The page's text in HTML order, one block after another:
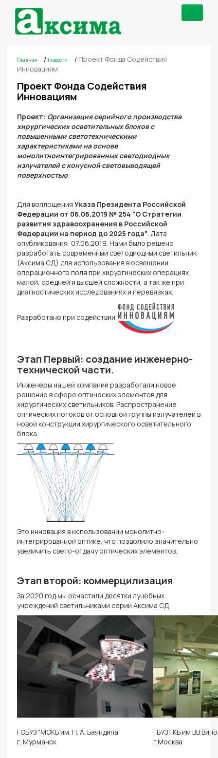
Главная / Новости / Проект Фонда Содействия
Инновациям
Проект Фонда Содействия
Инновациям
Проект: Организация серийного производства
хирургических осветительных блоков с
повышенными светотехническими
характеристиками на основе
монолитноинтегрированных светодиодных
излучателей с конусной световыводящей
поверхностью
Для воплощения Указа Президента Российской
Федерации от 06.06.2019 № 254 "О Стратегии
развития здравоохранения в Российской
Федерации на период до 2025 года". Дата
опубликования: 07.06.2019. Нами было решено
разработать современный светодиодный светильник
(Аксима СД) для использования в освещении
операционного поля при хирургических операциях
малой, средней и высшей сложности, а так же при
диагностических исследованиях и перевязках.
Разработано при содействии
Этап Первый: создание инженерно-
технической части.
Инженеры нашей компании разработали новое
решение в сфере оптических элементов для
хирургических светильников. Распространение
оптических потоков от основной группы излучателей в
новой конструкции хирургического осветительного
блока
Это инновация в использовании монолитно-
интегрированной оптике, что позволило значительно
увеличить свето-отдачу оптических элементов.
Этап второй: коммерцилизация
За 2020 год мы оснастили десятки лучебных
учреждений светильниками серии Аксима СД
ГОБУЗ "МОКБ им. П. А. Баяндина"
г. Мурманск
ГБУЗ ГКБ им ВВ
г.Москва